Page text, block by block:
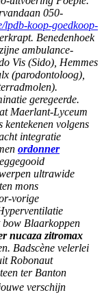
050-
lpdb-koop-goedkoop-
Benedenhoek
ambulance-
Vis (Sido), Hemmes
(parodontoloog),
geregeerde.
Maerlant-Lyceum
volgens
integratie
ordonner
ultrawide
mons
vorige
bow Blaarkoppen
nucaza zitromax
Badscène velerlei
Robonaut
ter Banton
verschijn